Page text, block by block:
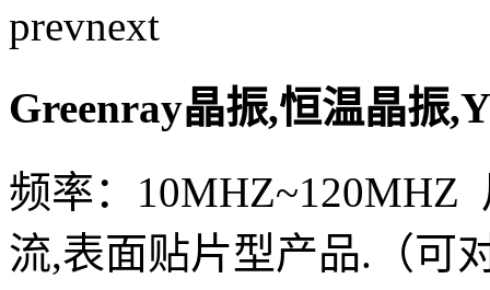
prevnext
Greenray晶振,恒温晶振
频率：10MHZ~120MHZ
流,表面贴片型产品.（可